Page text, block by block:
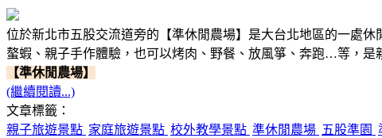
位於新北市五股交流道旁的【準休閒農場】是大台北地區的一處
螯蝦、親子手作體驗，也可以烤肉、野餐、放風箏、奔跑…等，是
【準休閒農場】
(繼續閱讀...)
文章標籤：
親子旅遊景點 家庭旅遊景點 校外教學景點 準休閒農場 五股準園